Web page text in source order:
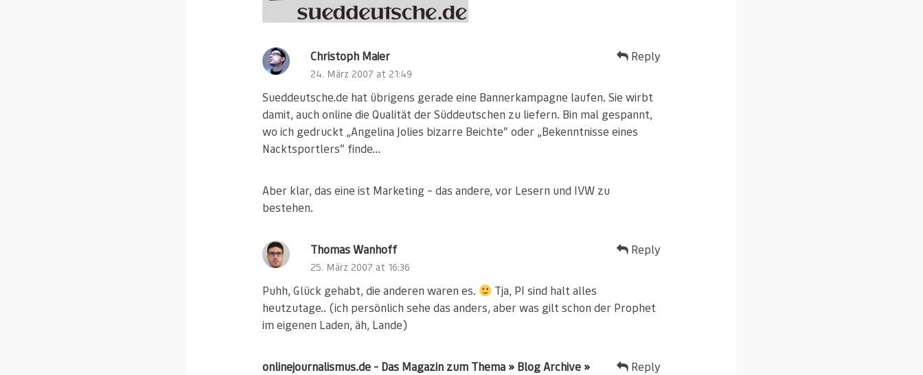
Christoph Maier
24. März 2007 at 21:49
Sueddeutsche.de hat übrigens gerade eine Bannerkampagne laufen. Sie wirbt
damit, auch online die Qualität der Süddeutschen zu liefern. Bin mal gespannt,
wo ich gedruckt „Angelina Jolies bizarre Beichte“ oder „Bekenntnisse eines
Nacktsportlers“ finde…
Aber klar, das eine ist Marketing – das andere, vor Lesern und IVW zu
bestehen.
Reply
Thomas Wanhoff
25. März 2007 at 16:36
Puhh, Glück gehabt, die anderen waren es.
Tja, PI sind halt alles
heutzutage.. (ich persönlich sehe das anders, aber was gilt schon der Prophet
im eigenen Laden, äh, Lande)
Reply
onlinejournalismus.de - Das Magazin zum Thema » Blog Archive »
Reply